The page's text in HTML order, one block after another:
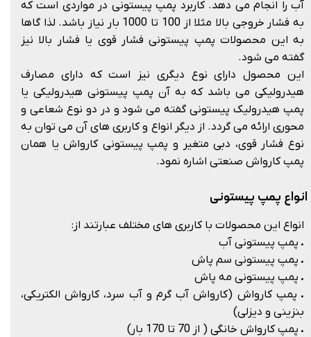
آب را انجام می دهد. کاربرد پمپ پیستونی در مواردی است که
به فشار خروجی بالا مثلا از 100 تا 1000 بار نیاز باشد. لذا گاها
به این محصولات پمپ پیستونی فشار قوی یا فشار بالا نیز
گفته می شود.
این محصول دارای نوع دیگری نیز است که دارای مصارف
هیدرولیکی می باشد که به آن پمپ پیستونی هیدرولیکی یا
پمپ هیدرولیک پیستونی گفته می شود و در دو نوع شعاعی و
محوری ارائه می گردد. از دیگر انواع و کاربری های آن می توان به
نوع فشار قوی، دبی متغیر و پمپ پیستونی کارواش یا همان
پمپ کارواش صنعتی اشاره نمود.
انواع این محصولات با کاربری های مختلف عبارتند از:
. پمپ پیستونی آب
. پمپ پیستونی سم پاش
. پمپ پیستونی مه پاش
. پمپ کارواش (کارواش آب گرم و آب سرد، کارواش الکتریکی،
بنزینی و دیزلی)
. پمپ کارواش خانگی ( از 70 تا 170 بار)
انواع پمپ پیستونی